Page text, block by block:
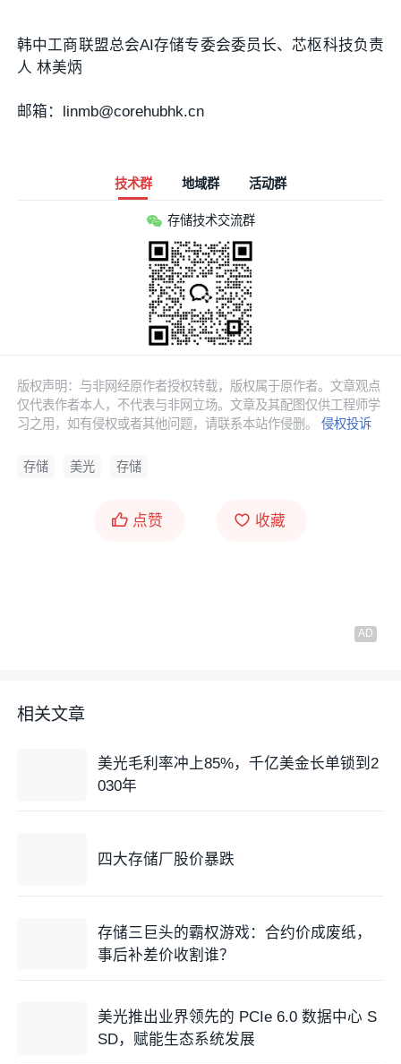
韩中工商联盟总会AI存储专委会委员长、芯枢科技负责
人 林美炳
邮箱：linmb@corehubhk.cn
技术群 地域群 活动群
存储技术交流群
版权声明：与非网经原作者授权转载，版权属于原作者。文章观点
仅代表作者本人，不代表与非网立场。文章及其配图仅供工程师学
习之用，如有侵权或者其他问题，请联系本站作侵删。侵权投诉
存储 美光 存储
点赞 收藏
相关文章
美光毛利率冲上85%，千亿美金长单锁到2
030年
四大存储厂股价暴跌
存储三巨头的霸权游戏：合约价成废纸，
事后补差价收割谁？
美光推出业界领先的 PCIe 6.0 数据中心 S
SD，赋能生态系统发展